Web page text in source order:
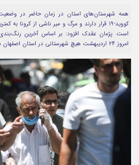
مرا به خاطر بسپار
همه شهرستان‌های استان در زمان حاضر در
کووید-۱۹ قرار دارند و مرگ و میر ناشی از کرونا
امروز ۲۴ اردیبهشت هیچ شهرستانی در استان اصفهان در وضعیت قرمز (بسیار […]